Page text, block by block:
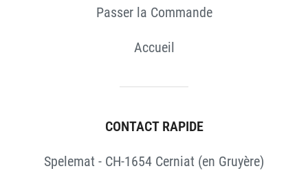
Passer la Commande
Accueil
CONTACT RAPIDE
Spelemat - CH-1654 Cerniat (en Gruyère)